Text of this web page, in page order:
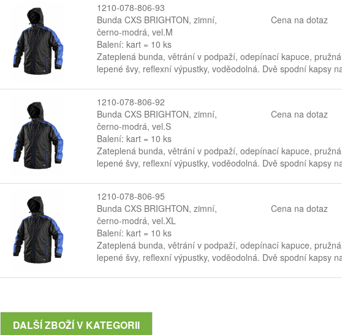
1210-078-806-93
Bunda CXS BRIGHTON, zimní,
černo-modrá, vel.M
Balení: kart = 10 ks
Cena na dotaz
Zateplená bunda, větrání v podpaží, odepínací kapuce,
lepené švy, reflexní výpustky, voděodolná. Dvě spodní kapsy
1210-078-806-92
Bunda CXS BRIGHTON, zimní,
černo-modrá, vel.S
Balení: kart = 10 ks
Cena na dotaz
Zateplená bunda, větrání v podpaží, odepínací kapuce,
lepené švy, reflexní výpustky, voděodolná. Dvě spodní kapsy
1210-078-806-95
Bunda CXS BRIGHTON, zimní,
černo-modrá, vel.XL
Balení: kart = 10 ks
Cena na dotaz
Zateplená bunda, větrání v podpaží, odepínací kapuce,
lepené švy, reflexní výpustky, voděodolná. Dvě spodní kapsy
DALŠÍ ZBOŽÍ V KATEGORII